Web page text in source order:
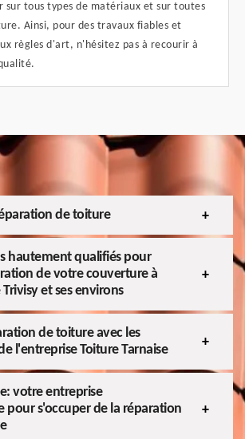
sur tous types de matériaux et sur toutes
Ainsi, pour des travaux fiables et
règles d'art, n'hésitez pas à recourir à
de toiture
hautement qualifiés pour
de votre couverture à
et ses environs
de toiture avec les
l'entreprise Toiture Tarnaise
votre entreprise
pour s'occuper de la réparation